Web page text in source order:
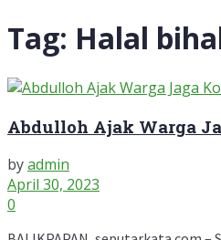
Tag: Halal
Abdulloh Ajak Warga
byadmin
April 30, 2023
0